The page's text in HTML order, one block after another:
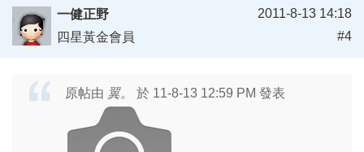
一健正野
四星黃金會員
2011-8-13 14:18
#4
原帖由 翼。 於 11-8-13 12:59 PM 發表